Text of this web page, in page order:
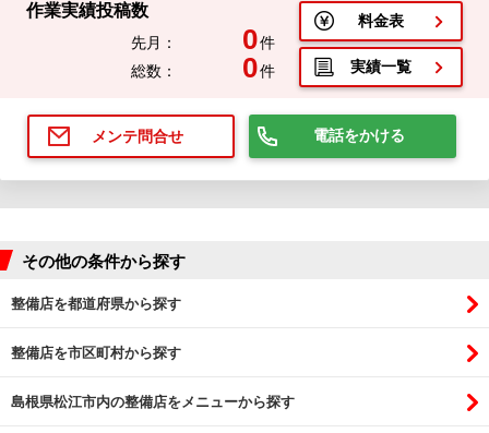
作業実績投稿数
先月： 0件
総数：
0件
料金表
実績一覧
メンテ問合せ 電話をかける
その他の条件から探す
整備店を都道府県から探す
整備店を市区町村から探す
島根県松江市内の整備店をメニューから探す